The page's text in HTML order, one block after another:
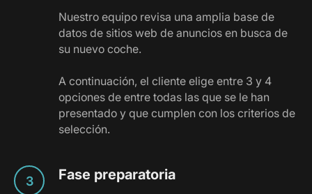
Nuestro equipo revisa una amplia base de
datos de sitios web de anuncios en busca de
su nuevo coche.
A continuación, el cliente elige entre 3 y 4
opciones de entre todas las que se le han
presentado y que cumplen con los criterios de
selección.
Fase preparatoria